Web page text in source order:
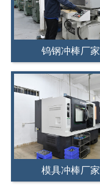
钨钢冲棒厂家
模具冲棒厂家